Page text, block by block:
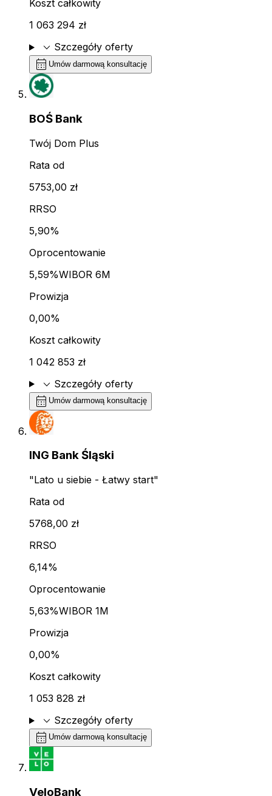
Koszt całkowity
1 063 294 zł
expand_more Szczegóły oferty
calendar_month Umów darmową konsultację
BOŚ Bank
Twój Dom Plus
Rata od
5753,00 zł
RRSO
5,90%
Oprocentowanie
5,59%WIBOR 6M
Prowizja
0,00%
Koszt całkowity
1 042 853 zł
expand_more Szczegóły oferty
calendar_month Umów darmową konsultację
ING Bank Śląski
"Lato u siebie - Łatwy start"
Rata od
5768,00 zł
RRSO
6,14%
Oprocentowanie
5,63%WIBOR 1M
Prowizja
0,00%
Koszt całkowity
1 053 828 zł
expand_more Szczegóły oferty
calendar_month Umów darmową konsultację
VeloBank